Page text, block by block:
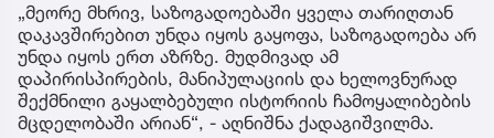
„მეორე მხრივ, საზოგადოებაში ყველა თარიღთან
დაკავშირებით უნდა იყოს გაყოფა, საზოგადოება არ
უნდა იყოს ერთ აზრზე. მუდმივად ამ
დაპირისპირების, მანიპულაციის და ხელოვნურად
შექმნილი გაყალბებული ისტორიის ჩამოყალიბების
მცდელობაში არიან“, - აღნიშნა ქადაგიშვილმა.